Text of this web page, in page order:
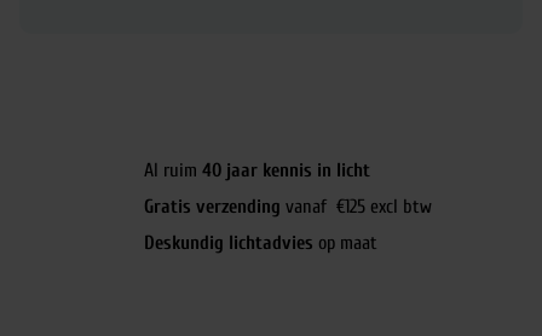
Al ruim 40 jaar kennis in licht
Gratis verzending vanaf €125 excl btw
Deskundig lichtadvies op maat